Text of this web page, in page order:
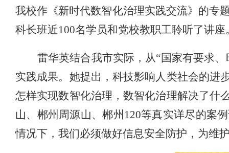
我校作《新时代数智化治理实践交流》的专
科长班近100名学员和党校教职工聆听了讲座
雷华英结合我市实际，从“国家有要求
实践成果。她提出，科技影响人类社会的进
怎样实现数智化治理，数智化治理解决了什
山、郴州周源山、郴州 120等真实详尽的案
情况下，我们必须做好信息安全防护，为维